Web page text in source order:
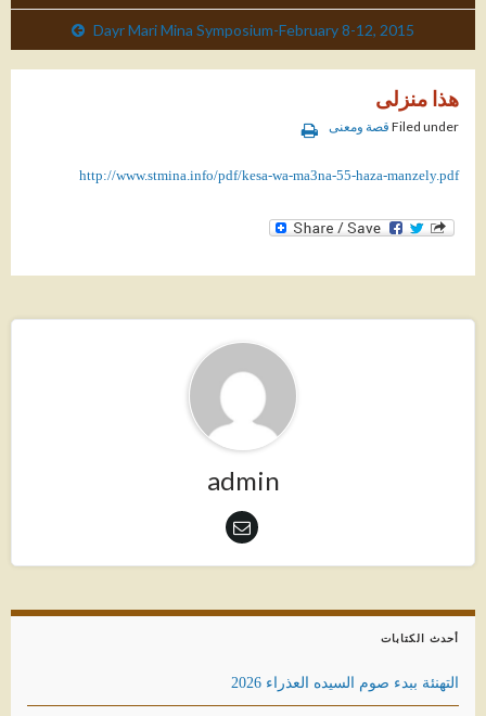
Dayr Mari Mina Symposium-February 8-12, 2015
هذا منزلى
Filed underقصة ومعنى
http://www.stmina.info/pdf/kesa-wa-ma3na-55-haza-manzely.pdf
admin
أحدث الكتابات
التهنئة ببدء صوم السيده العذراء 2026